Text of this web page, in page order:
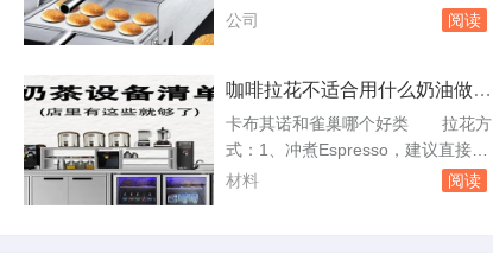
设水电导管强电弱电，装修地板，吊
经过二十几年的发展，在全国近30
竞争力，巩固市场优势，形成具有长
久生命力的商业模式。上海星杰装
饰：星杰国际设计，2001年成立于
上海浦东陆家嘴。20年来，始终专
公司 阅读
咖啡拉花不适合用什么奶油做材
料呢
卡布其诺和雀巢哪个好类 拉花方
式：1、冲煮Espresso，建议直接将
Espresso盛接在所需要的杯子中。
材料 阅读